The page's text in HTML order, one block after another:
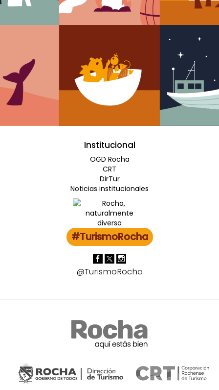
Institucional
OGD Rocha
CRT
DirTur
Noticias institucionales
#TurismoRocha
@TurismoRocha